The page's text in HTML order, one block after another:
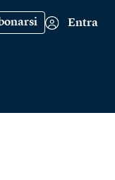
Entra